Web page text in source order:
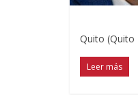
Quito (Quito
Leer más